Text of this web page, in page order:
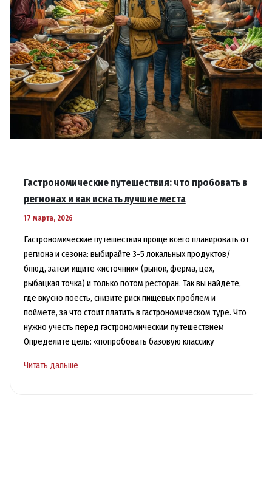
Гастрономические путешествия: что пробовать в
регионах и как искать лучшие места
17 марта, 2026
Гастрономические путешествия проще всего планировать от
региона и сезона: выбирайте 3-5 локальных продуктов/
блюд, затем ищите «источник» (рынок, ферма, цех,
рыбацкая точка) и только потом ресторан. Так вы найдёте,
где вкусно поесть, снизите риск пищевых проблем и
поймёте, за что стоит платить в гастрономическом туре. Что
нужно учесть перед гастрономическим путешествием
Определите цель: «попробовать базовую классику
Гастрономические
Читать дальше